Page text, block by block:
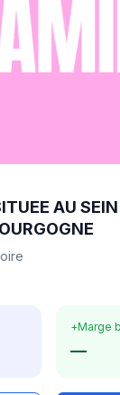
AU
+Marge
—